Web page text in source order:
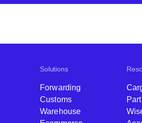
Solutions
Forwarding
Customs
Warehouse